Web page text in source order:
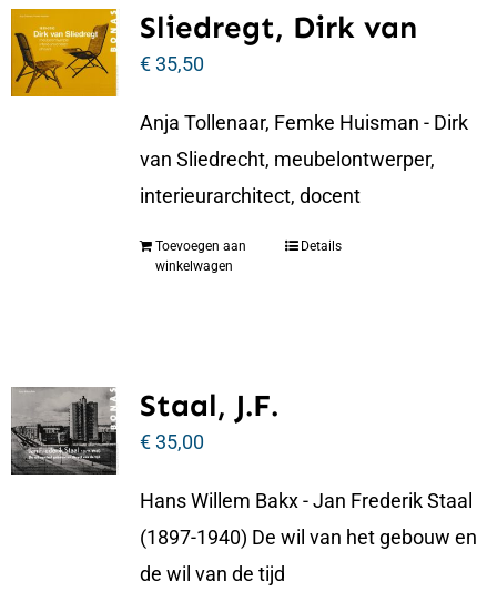
Sliedregt, Dirk van
€35,50
Anja Tollenaar, Femke Huisman - Dirk
van Sliedrecht, meubelontwerper,
interieurarchitect, docent
Toevoegen aan
winkelwagen
Details
Staal, J.F.
€35,00
Hans Willem Bakx - Jan Frederik Staal
(1897-1940) De wil van het gebouw en
de wil van de tijd